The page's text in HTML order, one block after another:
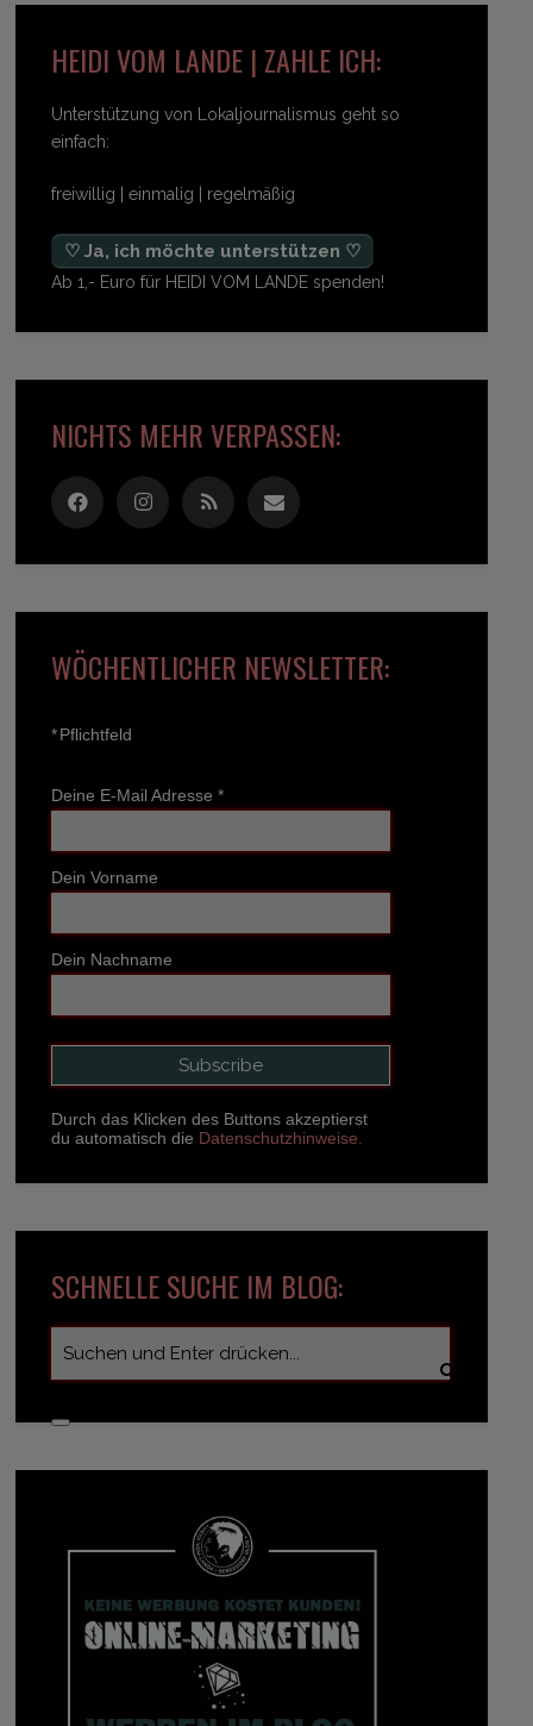
HEIDI VOM LANDE | ZAHLE ICH:
Unterstützung von Lokaljournalismus geht so
einfach:
freiwillig | einmalig | regelmäßig
♡ Ja, ich möchte unterstützen ♡
Ab 1,- Euro für HEIDI VOM LANDE spenden!
NICHTS MEHR VERPASSEN:
WÖCHENTLICHER NEWSLETTER:
*Pflichtfeld
Deine E-Mail Adresse *
Dein Vorname
Dein Nachname
Durch das Klicken des Buttons akzeptierst
du automatisch die Datenschutzhinweise.
SCHNELLE SUCHE IM BLOG: